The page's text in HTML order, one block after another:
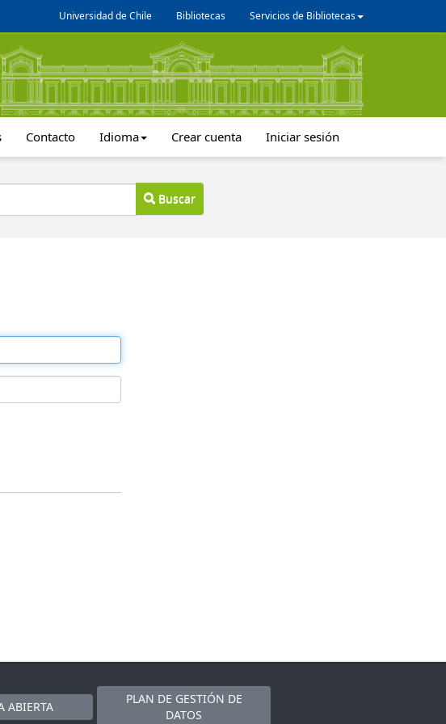
Universidad de Chile Bibliotecas Servicios de Bibliotecas
Contacto Idioma Crear cuenta Iniciar sesión
Buscar
ABIERTA
PLAN DE GESTIÓN DE
DATOS